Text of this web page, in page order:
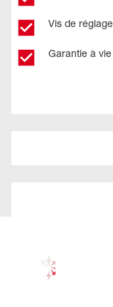
Vis de
Garantie à vie